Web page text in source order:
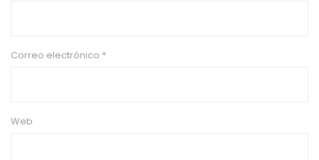
Correo electrónico *
Web